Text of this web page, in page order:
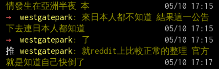
情發生在亞洲半夜 本
→
westgatepark : 來日本人都不知道 結果這一公告
下去連日本人都知道
→
westgatepark : 了
推
westgatepark : 就reddit上比較正常的整理 官方
就是知道自己快倒了